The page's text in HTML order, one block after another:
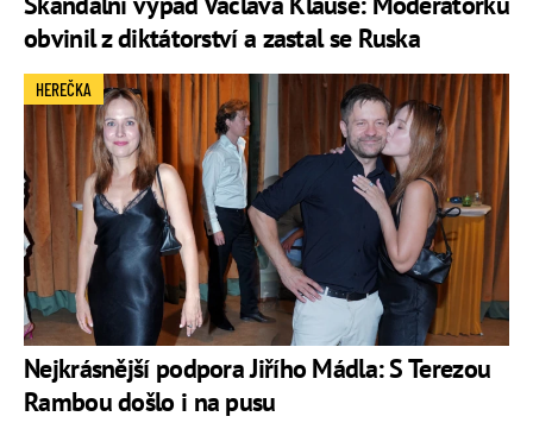
obvinil z diktátorství a zastal se Ruska
Nejkrásnější podpora Jiřího Mádla: S Terezou
Rambou došlo i na pusu
HEREČKA